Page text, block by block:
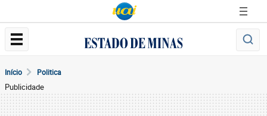
Início Politica
Publicidade